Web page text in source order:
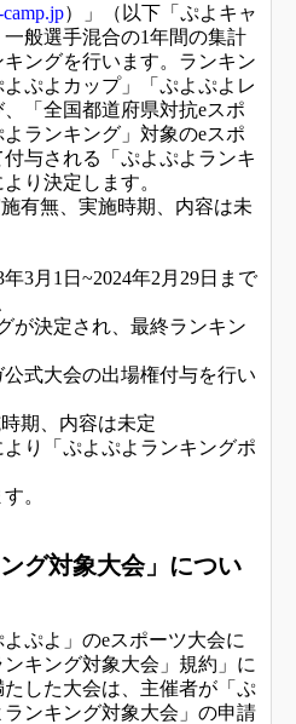
）」（以下「ぷよキャ
般選手混合の1年間の集計
ングを行います。ランキン
ぷよカップ」「ぷよぷよレ
「全国都道府県対抗eスポ
ランキング」対象のeスポ
与される「ぷよぷよランキ
り決定します。
有無、実施時期、内容は未
3月1日~2024年2月29日まで
が決定され、最終ランキン
式大会の出場権付与を行い
期、内容は未定
り「ぷよぷよランキングポ
。
グ対象大会」につい
ぷよ」のeスポーツ大会に
キング対象大会」規約」に
した大会は、主催者が「ぷ
ンキング対象大会」の申請